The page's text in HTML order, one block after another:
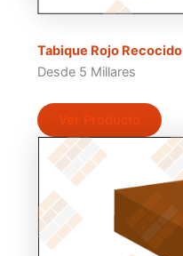
Tabique Rojo Recocido
Desde 5 Millares
Ver Producto